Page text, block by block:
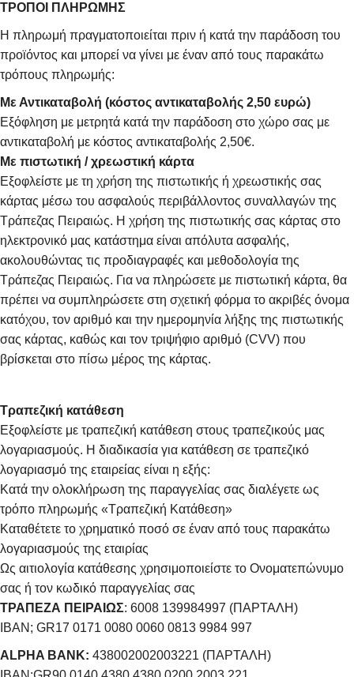
ΤΡΟΠΟΙ ΠΛΗΡΩΜΗΣ
Η πληρωμή πραγματοποιείται πριν ή κατά την παράδοση του
προϊόντος και μπορεί να γίνει με έναν από τους παρακάτω
τρόπους πληρωμής:
Με Αντικαταβολή (κόστος αντικαταβολής 2,50 ευρώ)
Εξόφληση με μετρητά κατά την παράδοση στο χώρο σας με
αντικαταβολή με κόστος αντικαταβολής 2,50€.
Με πιστωτική / χρεωστική κάρτα
Εξοφλείστε με τη χρήση της πιστωτικής ή χρεωστικής σας
κάρτας μέσω του ασφαλούς περιβάλλοντος συναλλαγών της
Τράπεζας Πειραιώς. Η χρήση της πιστωτικής σας κάρτας στο
ηλεκτρονικό μας κατάστημα είναι απόλυτα ασφαλής,
ακολουθώντας τις προδιαγραφές και μεθοδολογία της
Τράπεζας Πειραιώς. Για να πληρώσετε με πιστωτική κάρτα, θα
πρέπει να συμπληρώσετε στη σχετική φόρμα το ακριβές όνομα
κατόχου, τον αριθμό και την ημερομηνία λήξης της πιστωτικής
σας κάρτας, καθώς και τον τριψήφιο αριθμό (CVV) που
βρίσκεται στο πίσω μέρος της κάρτας.
Τραπεζική κατάθεση
Εξοφλείστε με τραπεζική κατάθεση στους τραπεζικούς μας
λογαριασμούς. Η διαδικασία για κατάθεση σε τραπεζικό
λογαριασμό της εταιρείας είναι η εξής:
Κατά την ολοκλήρωση της παραγγελίας σας διαλέγετε ως
τρόπο πληρωμής «Τραπεζική Κατάθεση»
Καταθέτετε το χρηματικό ποσό σε έναν από τους παρακάτω
λογαριασμούς της εταιρίας
Ως αιτιολογία κατάθεσης χρησιμοποιείστε το Ονοματεπώνυμο
σας ή τον κωδικό παραγγελίας σας
ΤΡΑΠΕΖΑ ΠΕΙΡΑΙΩΣ: 6008 139984997 (ΠΑΡΤΑΛΗ)
IBAN; GR17 0171 0080 0060 0813 9984 997
ALPHA BANK: 438002002003221 (ΠΑΡΤΑΛΗ)